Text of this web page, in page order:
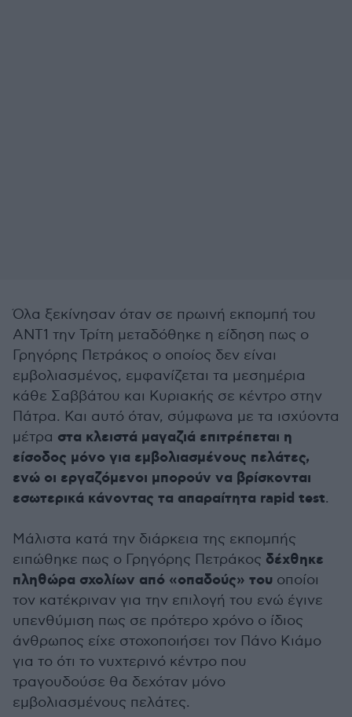
Όλα ξεκίνησαν όταν σε πρωινή εκπομπή του
ΑΝΤ1 την Τρίτη μεταδόθηκε η είδηση πως ο
Γρηγόρης Πετράκος ο οποίος δεν είναι
εμβολιασμένος, εμφανίζεται τα μεσημέρια
κάθε Σαββάτου και Κυριακής σε κέντρο στην
Πάτρα. Και αυτό όταν, σύμφωνα με τα ισχύοντα
μέτρα στα κλειστά μαγαζιά επιτρέπεται η
είσοδος μόνο για εμβολιασμένους πελάτες,
ενώ οι εργαζόμενοι μπορούν να βρίσκονται
εσωτερικά κάνοντας τα απαραίτητα rapid test.
Μάλιστα κατά την διάρκεια της εκπομπής
ειπώθηκε πως ο Γρηγόρης Πετράκος δέχθηκε
πληθώρα σχολίων από «οπαδούς» του οποίοι
τον κατέκριναν για την επιλογή του ενώ έγινε
υπενθύμιση πως σε πρότερο χρόνο ο ίδιος
άνθρωπος είχε στοχοποιήσει τον Πάνο Κιάμο
για το ότι το νυχτερινό κέντρο που
τραγουδούσε θα δεχόταν μόνο
εμβολιασμένους πελάτες.